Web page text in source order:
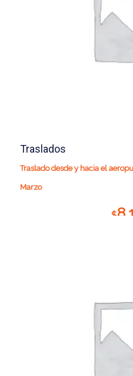
Traslados
Traslado desde y hacia el
Marzo
$